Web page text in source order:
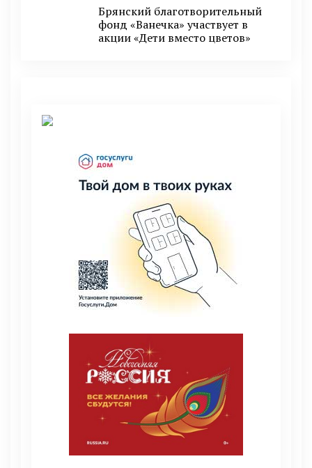
Брянский благотворительный
фонд «Ванечка» участвует в
акции «Дети вместо цветов»